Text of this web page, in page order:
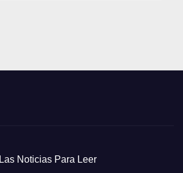
Las Noticias Para Leer